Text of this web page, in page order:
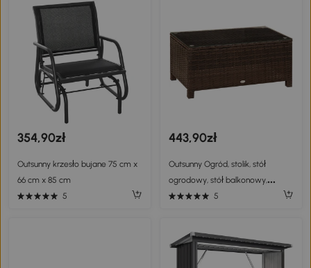
354,90zł
Outsunny krzesło bujane 75 cm x
66 cm x 85 cm
5
443,90zł
Outsunny Ogród, stolik, stół
ogrodowy, stół balkonowy,
technorattan5